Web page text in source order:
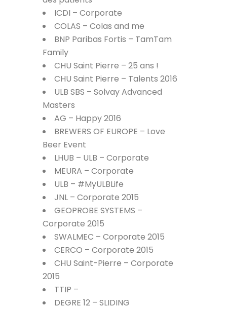
ICDI – Corporate
COLAS – Colas and me
BNP Paribas Fortis – TamTam
Family
CHU Saint Pierre – 25 ans !
CHU Saint Pierre – Talents 2016
ULB SBS – Solvay Advanced
Masters
AG – Happy 2016
BREWERS OF EUROPE – Love
Beer Event
LHUB – ULB – Corporate
MEURA – Corporate
ULB – #MyULBLife
JNL – Corporate 2015
GEOPROBE SYSTEMS –
Corporate 2015
SWALMEC – Corporate 2015
CERCO – Corporate 2015
CHU Saint-Pierre – Corporate
2015
TTIP –
DEGRE 12 – SLIDING